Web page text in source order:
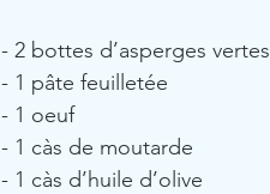
- 2 bottes d’asperges vertes
- 1 pâte feuilletée
- 1 oeuf
- 1 càs de moutarde
- 1 càs d’huile d’olive